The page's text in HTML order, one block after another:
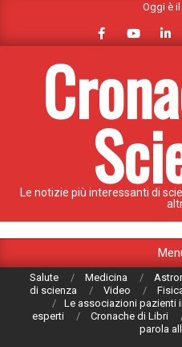
content
Oggi è
Le notizie più interessanti di
Navigation
Salute Medicina
di scienza
Video
Le associazioni pazienti
esperti
Cronache di Libri
parola